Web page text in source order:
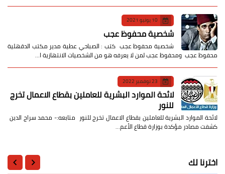
10 يونيو 2021
شخصية محفوظ عجب
شخصية محفوظ عجب كتب : الصباحي عطية مدير مكتب الدقهلية
محفوظ عجب ومحفوظ عجب لمن لا يعرفه هو من الشخصيات الانتهازية ا…
23 نوفمبر 2022
لائحة الموارد البشرية للعاملين بقطاع الاعمال تخرج
للنور
لائحة الموارد البشرية للعاملين بقطاع الاعمال تخرج للنور متابعه:- محمد سراج الدين
كشفت مصادر مؤكدة بوزارة قطاع الأعم…
اخترنا لك